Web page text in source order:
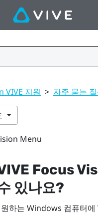
VIVE 지원 > 자주 묻는
Menu
Focus
있나요?
하는 Windows 컴퓨터에